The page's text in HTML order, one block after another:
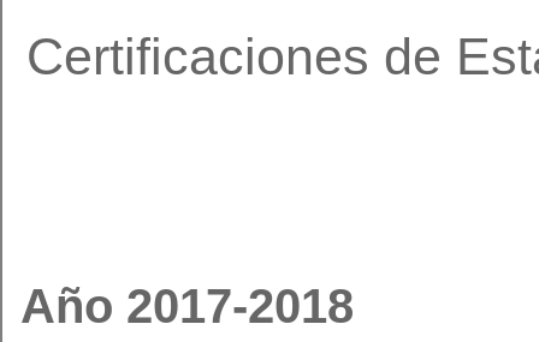
​Certificaciones de
Año 2017-2018